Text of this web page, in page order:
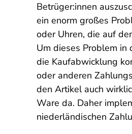
Betrüger:innen
ein enorm großes
oder Uhren, die auf
Um dieses Problem in
die Kaufabwicklung
oder anderen
den Artikel auch
Ware da. Daher
niederländischen